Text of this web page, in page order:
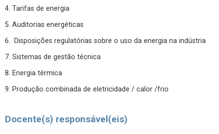
4. Tarifas de energia
5. Auditorias energéticas
6. Disposições regulatórias sobre o uso da energia na indústria
7. Sistemas de gestão técnica
8. Energia térmica
9. Produção combinada de eletricidade / calor /frio
Docente(s) responsável(eis)